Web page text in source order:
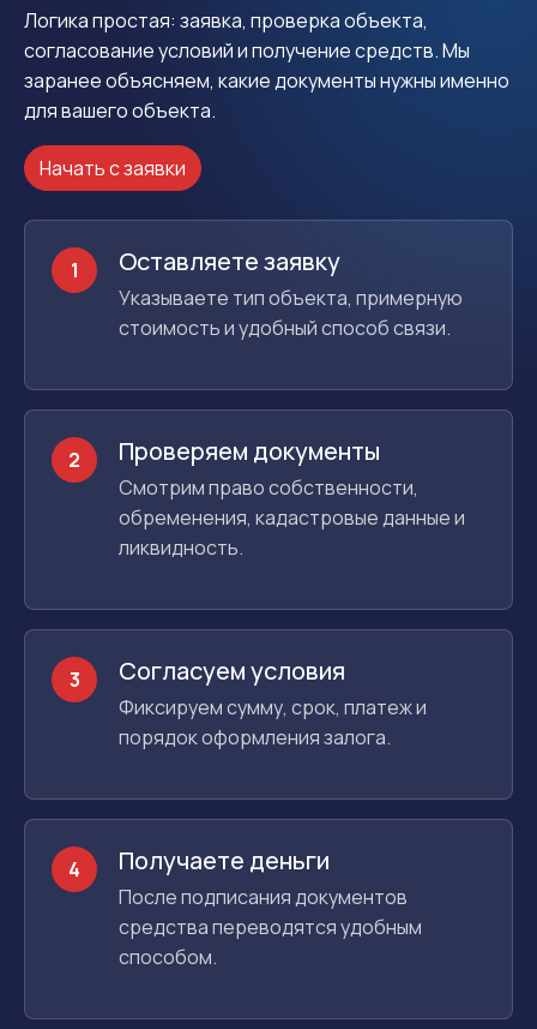
Логика простая: заявка, проверка объекта,
согласование условий и получение средств. Мы
заранее объясняем, какие документы нужны именно
для вашего объекта.
Начать с заявки
1 Оставляете заявку
Указываете тип объекта, примерную
стоимость и удобный способ связи.
2 Проверяем документы
Смотрим право собственности,
обременения, кадастровые данные и
ликвидность.
3 Согласуем условия
Фиксируем сумму, срок, платеж и
порядок оформления залога.
4 Получаете деньги
После подписания документов
средства переводятся удобным
способом.